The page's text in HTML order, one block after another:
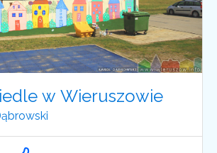
w Wieruszowie